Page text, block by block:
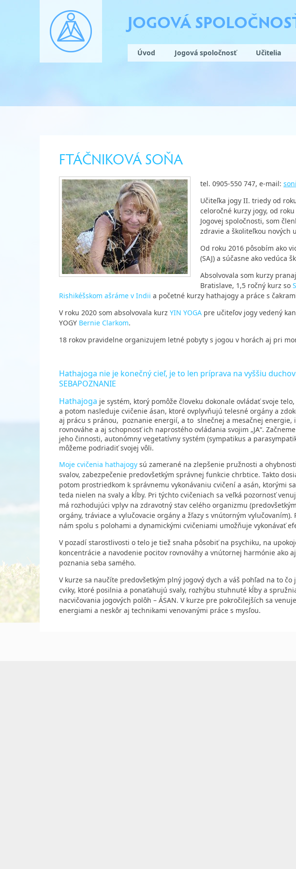
JOGOVÁ
Úvod Jogová spoločnosť Učitelia
FTÁČNIKOVÁ SOŇA
tel. 0905-550 747, e-mail:
Učiteľka jogy II. triedy od
celoročné kurzy jogy, od
Jogovej spoločnosti, som
zdravie a školiteľkou nových
Od roku 2016 pôsobím ako
(SAJ) a súčasne ako vedúca
Absolvovala som kurzy
Bratislave, 1,5 ročný kurz so S
Rishikéšskom ašráme v Indii a početné kurzy hathajogy a práce s
V roku 2020 som absolvovala kurz YIN YOGA pre učiteľov jogy vedený
YOGY Bernie Clarkom.
18 rokov pravidelne organizujem letné pobyty s jogou v horách aj pri
Hathajoga nie je konečný cieľ, je to len príprava na vyššiu
SEBAPOZNANIE
Hathajoga je systém, ktorý pomôže človeku dokonale ovládať svoje
a potom nasleduje cvičenie ásan, ktoré ovplyvňujú telesné orgány a
aj prácu s pránou, poznanie energií, a to slnečnej a mesačnej energie,
rovnováhe a aj schopnosť ich naprostého ovládania svojim „JA“.
jeho činnosti, autonómny vegetatívny systém (sympatikus a
môžeme podriadiť svojej vôli.
Moje cvičenia hathajogy sú zamerané na zlepšenie pružnosti a
svalov, zabezpečenie predovšetkým správnej funkcie chrbtice. Takto
potom prostriedkom k správnemu vykonávaniu cvičení a asán, ktorými
teda nielen na svaly a kĺby. Pri týchto cvičeniach sa veľká pozornosť
má rozhodujúci vplyv na zdravotný stav celého organizmu
orgány, tráviace a vylučovacie orgány a žľazy s vnútorným
nám spolu s polohami a dynamickými cvičeniami umožňuje vykonávať
V pozadí starostlivosti o telo je tiež snaha pôsobiť na psychiku, na
koncentrácie a navodenie pocitov rovnováhy a vnútornej harmónie ako
poznania seba samého.
V kurze sa naučíte predovšetkým plný jogový dych a váš pohľad na to
cviky, ktoré posilnia a ponaťahujú svaly, rozhýbu stuhnuté kĺby a
nacvičovania jogových polôh – ÁSAN. V kurze pre pokročilejších sa
energiami a neskôr aj technikami venovanými práce s mysľou.